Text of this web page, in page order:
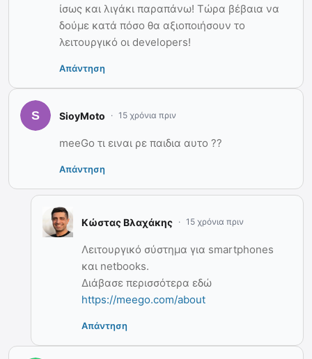
ίσως και λιγάκι παραπάνω! Τώρα βέβαια να
δούμε κατά πόσο θα αξιοποιήσουν το
λειτουργικό οι developers!
Απάντηση
SioyMoto 15 χρόνια πριν
meeGo τι ειναι ρε παιδια αυτο ??
Απάντηση
Κώστας Βλαχάκης 15 χρόνια πριν
Λειτουργικό σύστημα για smartphones
και netbooks.
Διάβασε περισσότερα εδώ
https://meego.com/about
Απάντηση